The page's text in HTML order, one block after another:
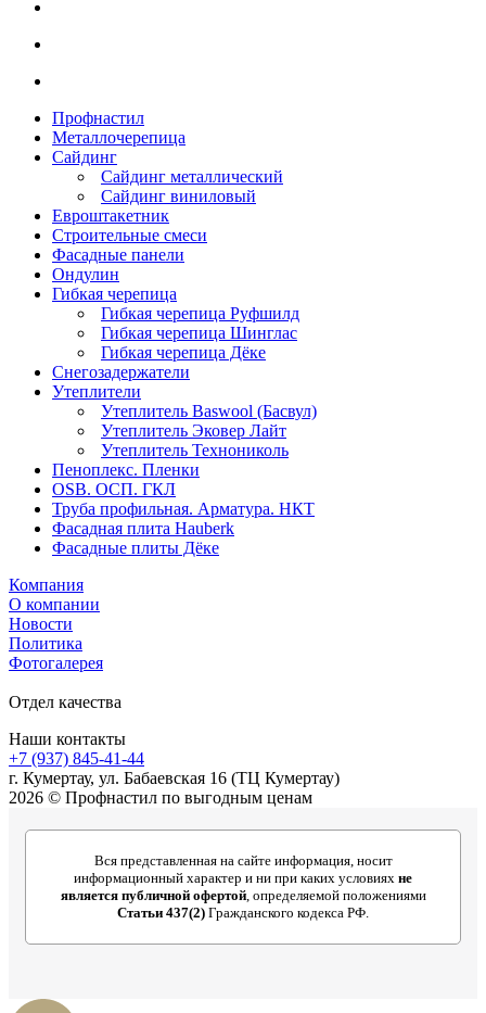
Профнастил
Металлочерепица
Сайдинг
Сайдинг металлический
Сайдинг виниловый
Евроштакетник
Строительные смеси
Фасадные панели
Ондулин
Гибкая черепица
Гибкая черепица Руфшилд
Гибкая черепица Шинглас
Гибкая черепица Дёке
Снегозадержатели
Утеплители
Утеплитель Baswool (Басвул)
Утеплитель Эковер Лайт
Утеплитель Технониколь
Пеноплекс. Пленки
OSB. ОСП. ГКЛ
Труба профильная. Арматура. НКТ
Фасадная плита Hauberk
Фасадные плиты Дёке
Компания
О компании
Новости
Политика
Фотогалерея
Отдел качества
Наши контакты
+7 (937) 845-41-44
г. Кумертау, ул. Бабаевская 16 (ТЦ Кумертау)
2026 © Профнастил по выгодным ценам
Вся представленная на сайте информация, носит
информационный характер и ни при каких условиях не
является публичной офертой, определяемой положениями
Статьи 437(2) Гражданского кодекса РФ.